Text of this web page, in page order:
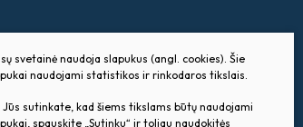
svetainė naudoja slapukus (angl. cookies). Šie
naudojami statistikos ir rinkodaros tikslais.
Jūs sutinkate, kad šiems tikslams būtų naudojami
spauskite „Sutinku“ ir toliau naudokitės